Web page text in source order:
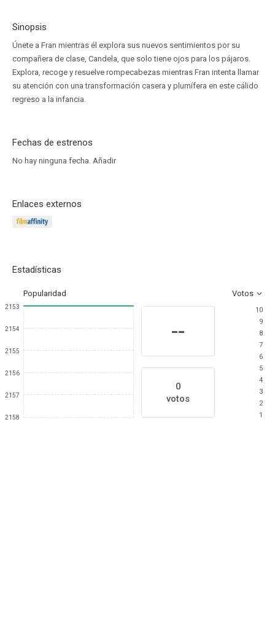
Sinopsis
Únete a Fran mientras él explora sus nuevos sentimientos por su
compañera de clase, Candela, que solo tiene ojos para los pájaros.
Explora, recoge y resuelve rompecabezas mientras Fran intenta llamar
su atención con una transformación casera y plumífera en este cálido
regreso a la infancia.
Fechas de estrenos
No hay ninguna fecha. Añadir
Enlaces externos
Estadísticas
Popularidad Votos
2153
2154
2155
2156
2157
2158
--
0
votos
10
9
8
7
6
5
4
3
2
1